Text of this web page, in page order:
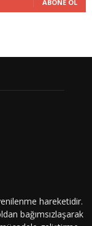
ABONE OL
hareketidir.
bağımsızlaşarak